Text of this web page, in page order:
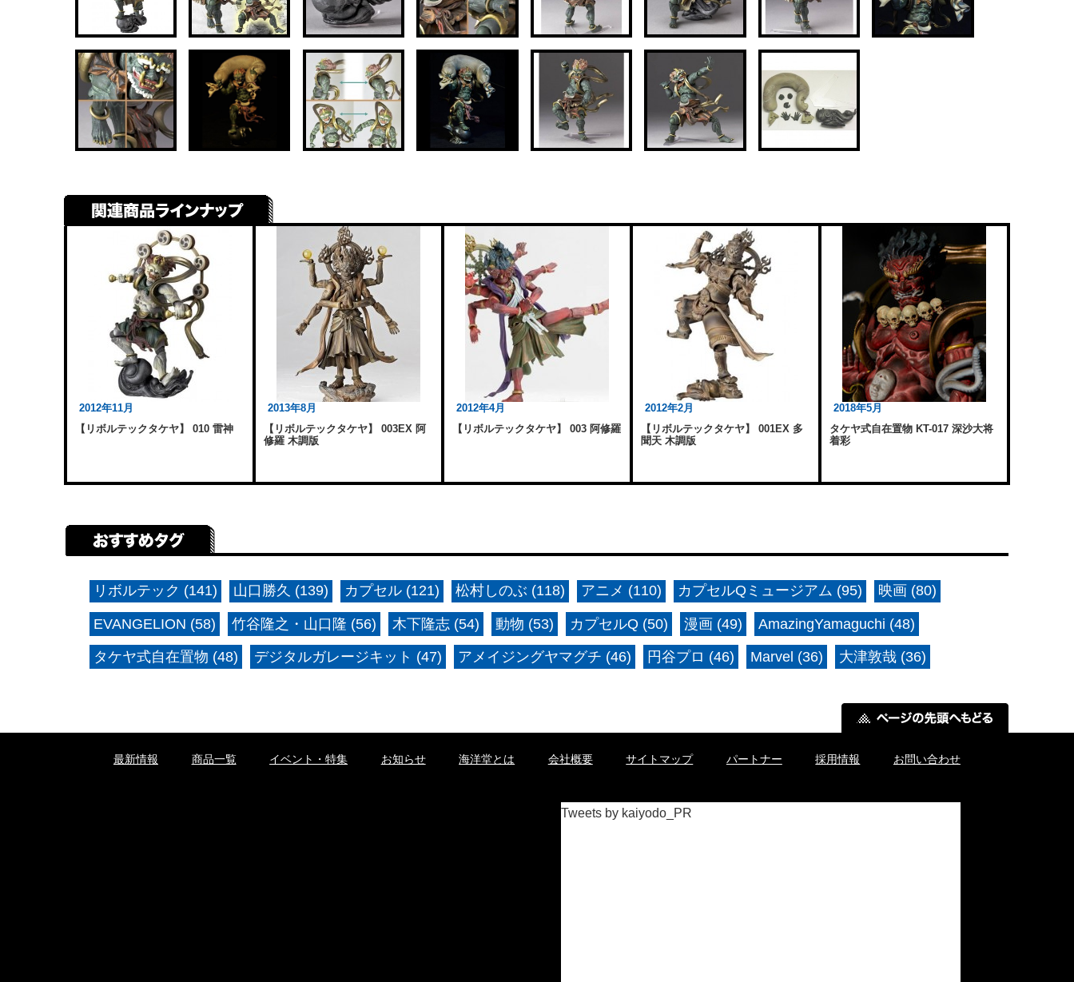
2012年11月
【リボルテックタケヤ】 010 雷神
2013年8月
【リボルテックタケヤ】 003EX 阿
修羅 木調版
2012年4月
【リボルテックタケヤ】 003 阿修羅
2012年2月
【リボルテックタケヤ】 001EX 多
聞天 木調版
2018年5月
タケヤ式自在置物 KT-017 深沙大将
着彩
リボルテック (141) 山口勝久 (139) カプセル (121) 松村しのぶ (118) アニメ (110) カプセルQミュージアム (95) 映画 (80)
EVANGELION (58) 竹谷隆之・山口隆 (56) 木下隆志 (54) 動物 (53) カプセルQ (50) 漫画 (49) AmazingYamaguchi (48)
タケヤ式自在置物 (48) デジタルガレージキット (47) アメイジングヤマグチ (46) 円谷プロ (46) Marvel (36) 大津敦哉 (36)
最新情報 商品一覧 イベント・特集 お知らせ 海洋堂とは 会社概要 サイトマップ パートナー 採用情報 お問い合わせ
Tweets by kaiyodo_PR